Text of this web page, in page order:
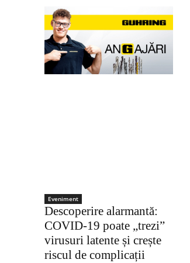
Eveniment
Descoperire alarmantă:
COVID-19 poate „trezi”
virusuri latente și crește
riscul de complicații